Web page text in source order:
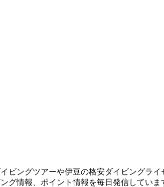
ングツアーや伊豆の格安ダイビングラ
グ情報、ポイント情報を毎日発信してい